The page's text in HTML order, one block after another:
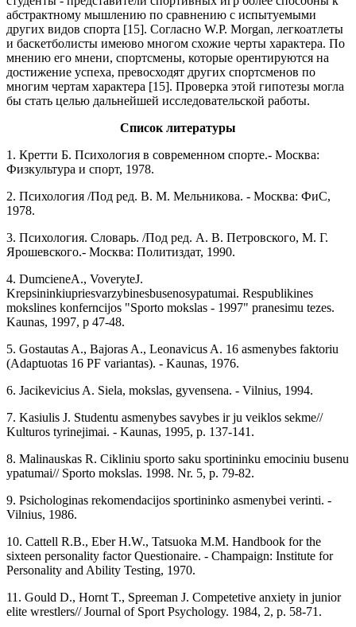
абстрактному мышлению по сравнению с испытуемыми
других видов спорта [15]. Согласно W.P. Мorgan, легкоатлеты
и баскетболисты имеюво многом схожие черты характера. По
мнению его мнени, спортсмены, которые орентируются на
достижение успеха, превосходят других спортсменов по
многим чертам характера [15]. Проверка этой гипотезы могла
бы стать целью дальнейшей исследовательской работы.
Список литературы
1. Кретти Б. Психология в современном спорте.- Москва:
Физкультура и спорт, 1978.
2. Психология /Под ред. В. М. Мельникова. - Москва: ФиС,
1978.
3. Психология. Словарь. /Под ред. А. В. Петровского, М. Г.
Ярошевского.- Москва: Политиздат, 1990.
4. DumcieneA., VoveryteJ.
Krepsininkiupriesvarzybinesbusenosypatumai. Respublikines
mokslines konferncijos "Sporto mokslas - 1997" pranesimu tezes.
Kaunas, 1997, p 47-48.
5. Gostautas A., Bajoras A., Leonavicus A. 16 asmenybes faktoriu
(Adaptuotas 16 PF variantas). - Kaunas, 1976.
6. Jacikevicius A. Siela, mokslas, gyvensena. - Vilnius, 1994.
7. Kasiulis J. Studentu asmenybes savybes ir ju veiklos sekme//
Kulturos tyrinejimai. - Kaunas, 1995, p. 137-141.
8. Malinauskas R. Cikliniu sporto saku sportininku emociniu busenu
ypatumai// Sporto mokslas. 1998. Nr. 5, p. 79-82.
9. Psichologinas rekomendacijos sportininko asmenybei verinti. -
Vilnius, 1986.
10. Cattell R.B., Eber H.W., Tatsuoka M.M. Handbook for the
sixteen personality factor Questionaire. - Champaign: Institute for
Personality and Ability Testing, 1970.
11. Gould D., Hornt T., Spreeman J. Competetive anxiety in junior
elite wrestlers// Journal of Sport Psychology. 1984, 2, p. 58-71.